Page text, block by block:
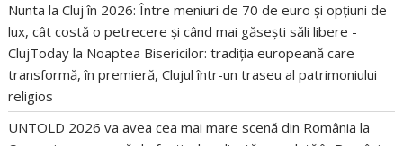
Nunta la Cluj în 2026: Între meniuri de 70 de euro și opțiuni de
lux, cât costă o petrecere și când mai găsești săli libere -
ClujToday la Noaptea Bisericilor: tradiția europeană care
transformă, în premieră, Clujul într-un traseu al patrimoniului
religios
UNTOLD 2026 va avea cea mai mare scenă din România la